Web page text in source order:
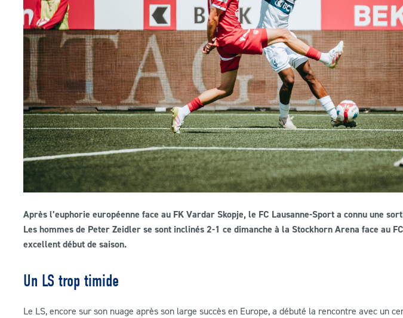
Après l’euphorie européenne face au FK Vardar Skopje, le FC Lausanne-Sport a connu une
Les hommes de Peter Zeidler se sont inclinés 2-1 ce dimanche à la Stockhorn Arena face au
excellent début de saison.
Un LS trop timide
Le LS, encore sur son nuage après son large succès en Europe, a débuté la rencontre avec un